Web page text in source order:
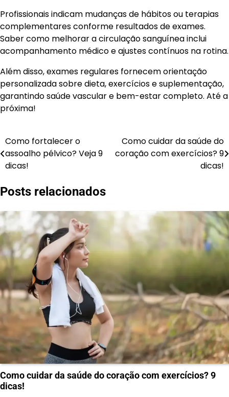
Profissionais indicam mudanças de hábitos ou terapias
complementares conforme resultados de exames.
Saber como melhorar a circulação sanguínea inclui
acompanhamento médico e ajustes contínuos na rotina.
Além disso, exames regulares fornecem orientação
personalizada sobre dieta, exercícios e suplementação,
garantindo saúde vascular e bem-estar completo. Até a
próxima!
Navegação
de
Como fortalecer o
assoalho pélvico? Veja 9
dicas!
Como cuidar da saúde do
coração com exercícios? 9
dicas!
Posts relacionados
Como cuidar da saúde do coração com exercícios? 9
dicas!